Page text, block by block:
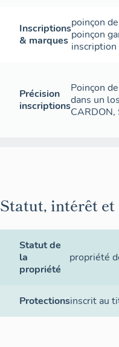
Inscriptions
& marques
poinçon
poinçon
Précision
inscriptions
Poinçon
dans un
CARDON,
Statut, intérêt
Statut de
la
propriété
propriété
Protectionsinscrit au